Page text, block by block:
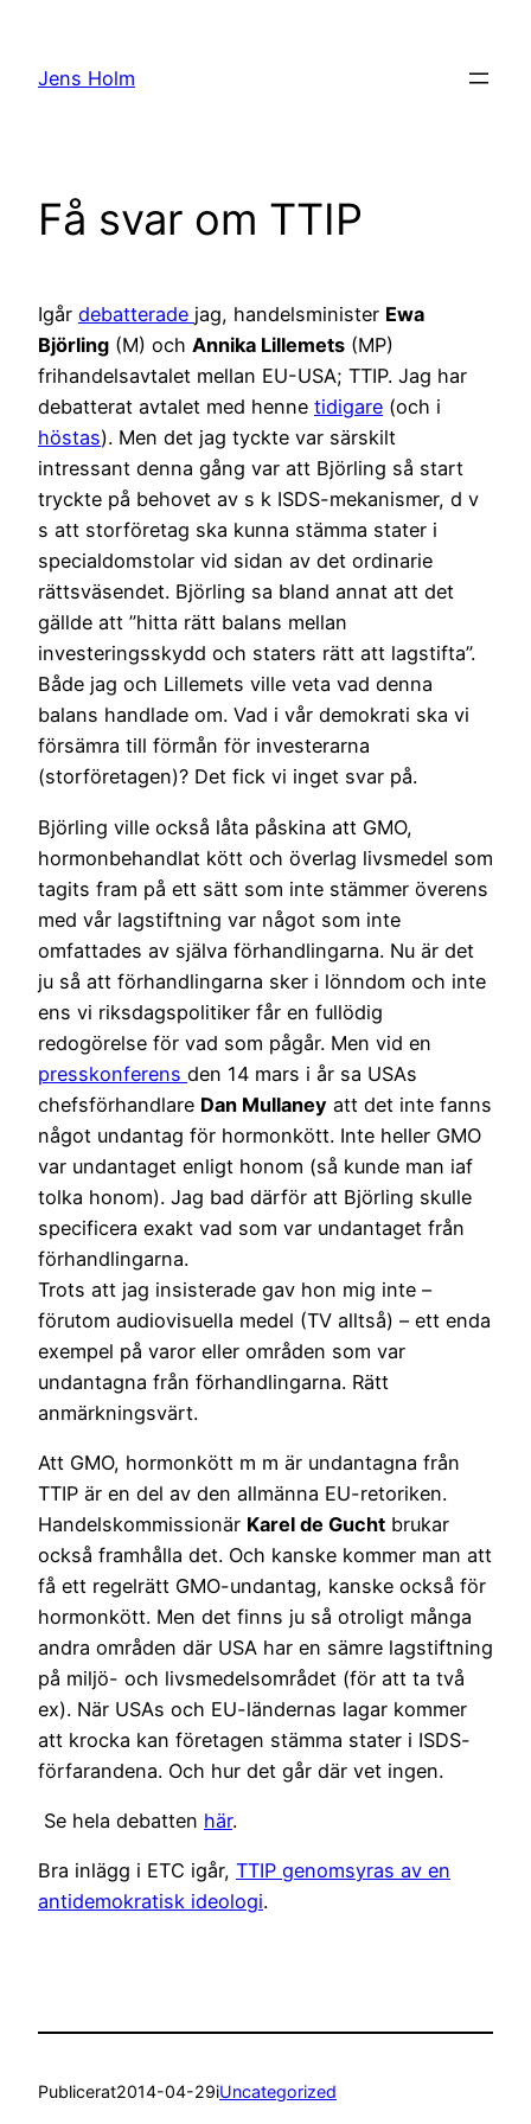
innehåll
Jens Holm
Få svar om TTIP
Igår debatterade jag, handelsminister Ewa
Björling (M) och Annika Lillemets (MP)
frihandelsavtalet mellan EU-USA; TTIP. Jag har
debatterat avtalet med henne tidigare (och i
höstas). Men det jag tyckte var särskilt
intressant denna gång var att Björling så start
tryckte på behovet av s k ISDS-mekanismer, d v
s att storföretag ska kunna stämma stater i
specialdomstolar vid sidan av det ordinarie
rättsväsendet. Björling sa bland annat att det
gällde att ”hitta rätt balans mellan
investeringsskydd och staters rätt att lagstifta”.
Både jag och Lillemets ville veta vad denna
balans handlade om. Vad i vår demokrati ska vi
försämra till förmån för investerarna
(storföretagen)? Det fick vi inget svar på.
Björling ville också låta påskina att GMO,
hormonbehandlat kött och överlag livsmedel som
tagits fram på ett sätt som inte stämmer överens
med vår lagstiftning var något som inte
omfattades av själva förhandlingarna. Nu är det
ju så att förhandlingarna sker i lönndom och inte
ens vi riksdagspolitiker får en fullödig
redogörelse för vad som pågår. Men vid en
presskonferens den 14 mars i år sa USAs
chefsförhandlare Dan Mullaney att det inte fanns
något undantag för hormonkött. Inte heller GMO
var undantaget enligt honom (så kunde man iaf
tolka honom). Jag bad därför att Björling skulle
specificera exakt vad som var undantaget från
förhandlingarna.
Trots att jag insisterade gav hon mig inte –
förutom audiovisuella medel (TV alltså) – ett enda
exempel på varor eller områden som var
undantagna från förhandlingarna. Rätt
anmärkningsvärt.
Att GMO, hormonkött m m är undantagna från
TTIP är en del av den allmänna EU-retoriken.
Handelskommissionär Karel de Gucht brukar
också framhålla det. Och kanske kommer man att
få ett regelrätt GMO-undantag, kanske också för
hormonkött. Men det finns ju så otroligt många
andra områden där USA har en sämre lagstiftning
på miljö- och livsmedelsområdet (för att ta två
ex). När USAs och EU-ländernas lagar kommer
att krocka kan företagen stämma stater i ISDS-
förfarandena. Och hur det går där vet ingen.
Se hela debatten här.
Bra inlägg i ETC igår, TTIP genomsyras av en
antidemokratisk ideologi.
Publicerat2014-04-29iUncategorized